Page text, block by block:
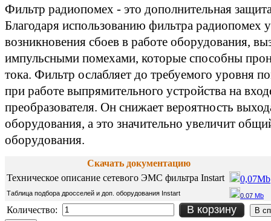
Фильтр радиопомех - это дополнительная
Благодаря использованию фильтра радиопомех
возникновения сбоев в работе оборудования,
импульсными помехами, которые способны
тока. Фильтр ослабляет до требуемого уровня
при работе выпрямительного устройства на
преобразователя. Он снижает вероятность
оборудования, а это значительно увеличит
оборудования.
Скачать документацию
Техническое описание сетевого ЭМС фильтра Instart
0,07Mb
Таблица подбора дросселей и доп. оборудования Instart 0.07 Mb
Количество: В корзину